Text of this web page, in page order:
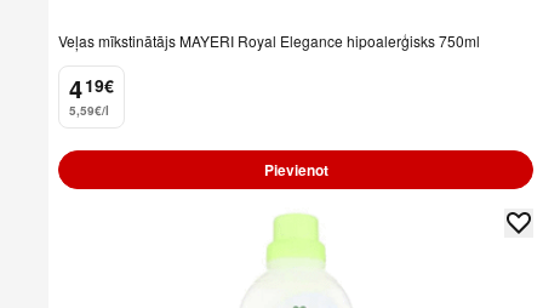
Veļas mīkstinātājs MAYERI Royal Elegance hipoalerģisks 750ml
4
. 19€
5,59€/l
Pievienot